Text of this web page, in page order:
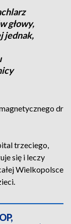
głowy,
jednak,
dr
trzeciego,
się i leczy
Wielkopolsce